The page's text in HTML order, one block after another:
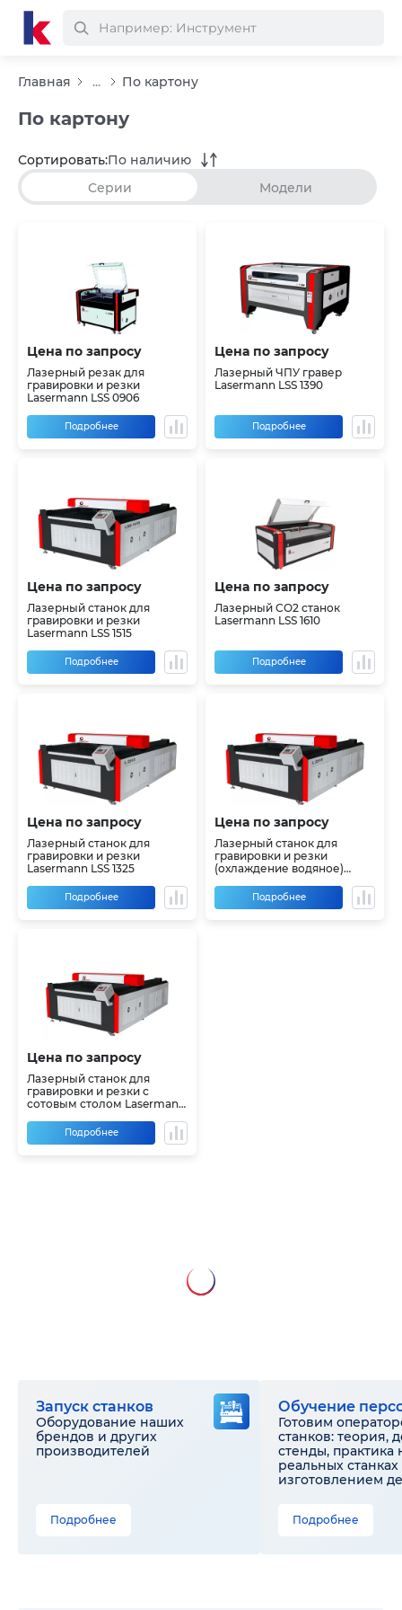
Главная ... По картону
По картону
Серии Модели
Сортировать:По наличию
Цена по запросу
Лазерный резак для
гравировки и резки
Lasermann LSS 0906
Подробнее
Цена по запросу
Лазерный ЧПУ гравер
Lasermann LSS 1390
Подробнее
Цена по запросу
Лазерный станок для
гравировки и резки
Lasermann LSS 1515
Подробнее
Цена по запросу
Лазерный CO2 станок
Lasermann LSS 1610
Подробнее
Цена по запросу
Лазерный станок для
гравировки и резки
Lasermann LSS 1325
Подробнее
Цена по запросу
Лазерный станок для
гравировки и резки
(охлаждение водяное)
Подробнее
Цена по запросу
Лазерный станок для
гравировки и резки с
сотовым столом Lasermann
Подробнее
Запуск станков
Оборудование наших
брендов и других
производителей
Подробнее
Обучение
Готовим
станков: теория,
стенды, практика
реальных станках
изготовлением
Подробнее